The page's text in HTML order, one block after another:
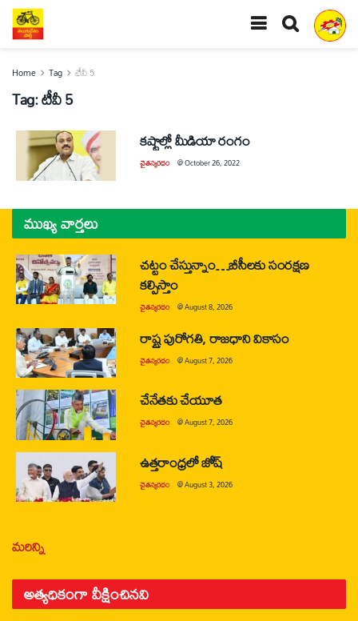
Home Tag టీవీ 5
Tag:టీవీ 5
కష్టాల్లో మీడియా రంగం
చైతన్యరధం @October 26, 2022
ముఖ్య వార్తలు
చట్టం చేస్తున్నాం…బీసీలకు సంరక్షణ
కల్పిస్తాం
చైతన్యరధం @August 8, 2026
రాష్ట్ర పురోగతి, రాజధాని వికాసం
చైతన్యరధం @August 7, 2026
చేనేతకు చేయూత
చైతన్యరధం @August 7, 2026
ఉత్తరాంధ్రలో జోష్
చైతన్యరధం @August 3, 2026
మరిన్ని
అత్యధికంగా వీక్షించినవి